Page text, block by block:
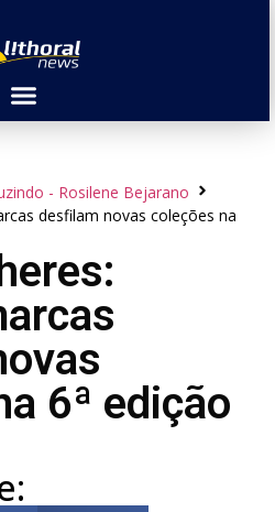
- Rosilene Bejarano
desfilam novas coleções na
6ª edição